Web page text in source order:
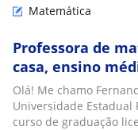
Matemática
Professora de
casa, ensino
Olá! Me chamo
Universidade Estadual
curso de graduação